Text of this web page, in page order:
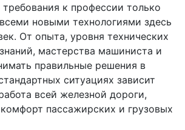
к профессии только
новыми технологиями здесь
От опыта, уровня технических
мастерства машиниста и
правильные решения в
ситуациях зависит
всей железной дороги,
пассажирских и грузовых